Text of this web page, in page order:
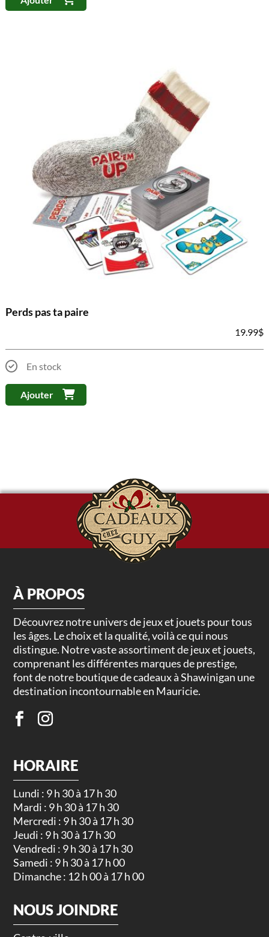
Perds pas ta paire
19.99$
En stock
Ajouter
À PROPOS
Découvrez notre univers de jeux et jouets pour tous
les âges. Le choix et la qualité, voilà ce qui nous
distingue. Notre vaste assortiment de jeux et jouets,
comprenant les différentes marques de prestige,
font de notre boutique de cadeaux à Shawinigan une
destination incontournable en Mauricie.
HORAIRE
Lundi : 9 h 30 à 17 h 30
Mardi : 9 h 30 à 17 h 30
Mercredi : 9 h 30 à 17 h 30
Jeudi : 9 h 30 à 17 h 30
Vendredi : 9 h 30 à 17 h 30
Samedi : 9 h 30 à 17 h 00
Dimanche : 12 h 00 à 17 h 00
NOUS JOINDRE